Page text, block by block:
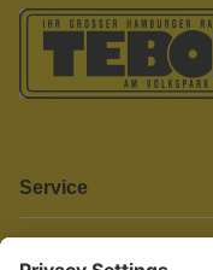
Service
Informationen